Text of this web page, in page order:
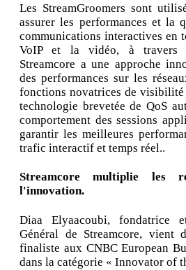
Les StreamGroomers sont
assurer les performances et la
communications interactives en
VoIP et la vidéo, à travers
Streamcore a une approche
des performances sur les
fonctions novatrices de visibilité
technologie brevetée de QoS
comportement des sessions
garantir les meilleures
trafic interactif et temps réel..
Streamcore multiplie les
l'innovation.
Diaa Elyaacoubi, fondatrice
Général de Streamcore, vient
finaliste aux CNBC European
dans la catégorie « Innovator of